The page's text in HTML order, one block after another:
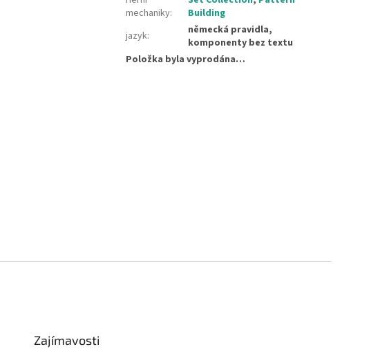
mechaniky:
Building
jazyk:
německá pravidla,
komponenty bez textu
Položka byla vyprodána…
Zajímavosti